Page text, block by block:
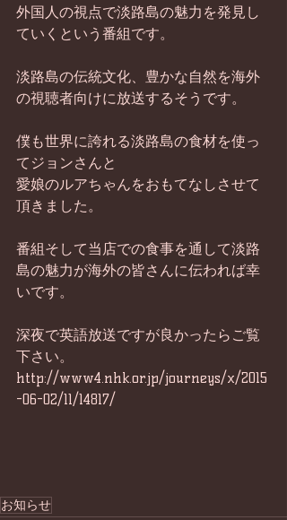
外国人の視点で淡路島の魅力を発見し
ていくという番組です。
淡路島の伝統文化、豊かな自然を海外
の視聴者向けに放送するそうです。
僕も世界に誇れる淡路島の食材を使っ
てジョンさんと
愛娘のルアちゃんをおもてなしさせて
頂きました。
番組そして当店での食事を通して淡路
島の魅力が海外の皆さんに伝われば幸
いです。
深夜で英語放送ですが良かったらご覧
下さい。
http://www4.nhk.or.jp/journeys/x/2015
-06-02/11/14817/
お知らせ